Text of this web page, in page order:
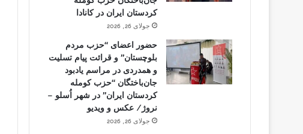
کردستان ایران در کانادا
جولای 26, 2026
حضور اعضای “حزب مردم
بلوچستان” و قرائت پیام تسلیت
و همدردی در مراسم یادبود
جان‌باختگان “حزب کومله
کردستان ایران” در شهر اُسلو –
نروژ/ عکس و ویدیو
جولای 26, 2026